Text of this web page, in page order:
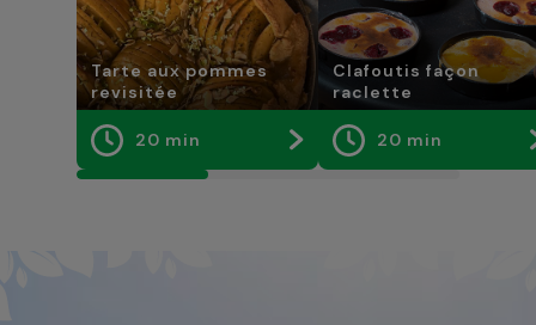
Tarte aux pommes
revisitée
20 min
Clafoutis façon
raclette
20 min